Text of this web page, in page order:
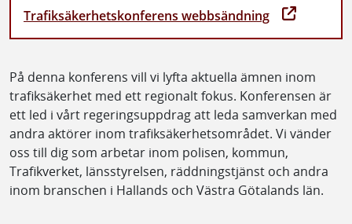
Trafiksäkerhetskonferens webbsändning
På denna konferens vill vi lyfta aktuella ämnen inom
trafiksäkerhet med ett regionalt fokus. Konferensen är
ett led i vårt regeringsuppdrag att leda samverkan med
andra aktörer inom trafiksäkerhetsområdet. Vi vänder
oss till dig som arbetar inom polisen, kommun,
Trafikverket, länsstyrelsen, räddningstjänst och andra
inom branschen i Hallands och Västra Götalands län.